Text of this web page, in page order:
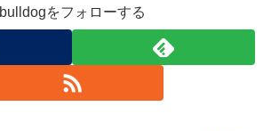
bulldogをフォローする